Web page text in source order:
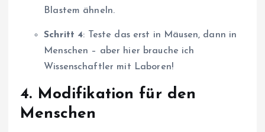
Blastem ähneln.
Schritt 4: Teste das erst in Mäusen, dann in
Menschen – aber hier brauche ich
Wissenschaftler mit Laboren!
4. Modifikation für den
Menschen